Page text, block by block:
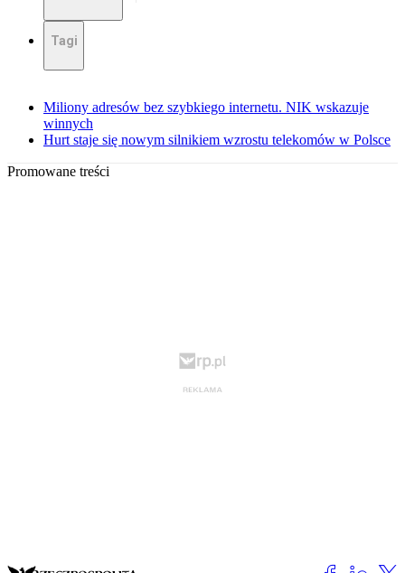
Tagi
Miliony adresów bez szybkiego internetu. NIK wskazuje
winnych
Hurt staje się nowym silnikiem wzrostu telekomów w Polsce
Promowane treści